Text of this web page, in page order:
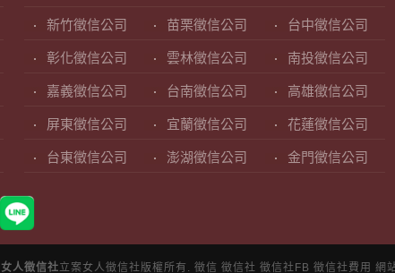
新竹徵信公司 苗栗徵信公司 台中徵信公司
彰化徵信公司 雲林徵信公司 南投徵信公司
嘉義徵信公司 台南徵信公司 高雄徵信公司
屏東徵信公司 宜蘭徵信公司 花蓮徵信公司
台東徵信公司 澎湖徵信公司 金門徵信公司
女人徵信社立案女人徵信社版權所有. 徵信 徵信社 徵信社FB 徵信社費用 網